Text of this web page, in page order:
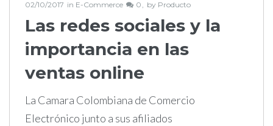
02/10/2017 in E-Commerce 0 by Producto
Las redes sociales y la
importancia en las
ventas online
La Camara Colombiana de Comercio
Electrónico junto a sus afiliados